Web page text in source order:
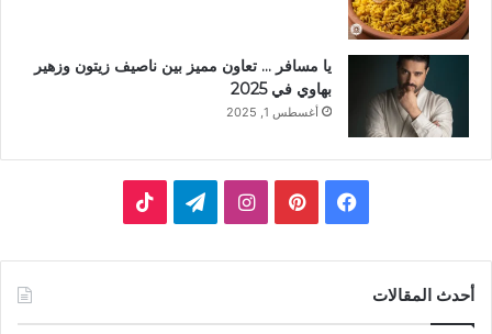
يا مسافر … تعاون مميز بين ناصيف زيتون وزهير
بهاوي في 2025
أغسطس 1, 2025
فيسبوكبينتيريستانستقرامتيلقرام
أحدث المقالات